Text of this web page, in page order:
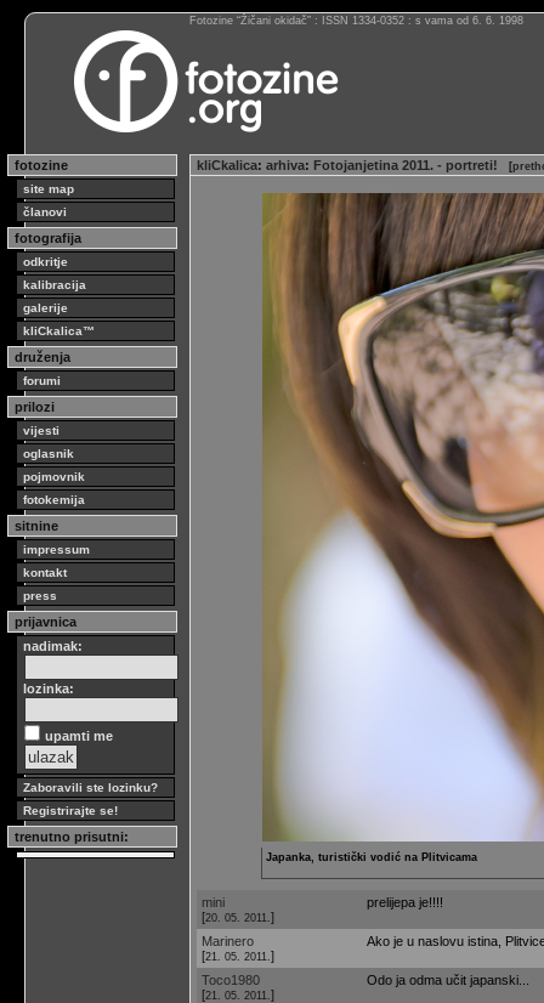
Fotozine “Žičani okidač” : ISSN 1334-0352 : s vama od 6. 6. 1998
fotozine
site map
članovi
fotografija
odkritje
kalibracija
galerije
kliCkalica™
druženja
forumi
prilozi
vijesti
oglasnik
pojmovnik
fotokemija
sitnine
impressum
kontakt
press
prijavnica
nadimak:
lozinka:
upamti me
Zaboravili ste lozinku?
Registrirajte se!
trenutno prisutni:
kliCkalica: arhiva: Fotojanjetina 2011. - portreti! [
Japanka, turistički vodić na Plitvicama
mini
[20. 05. 2011. ]
prelijepa je!!!!
Marinero
[21. 05. 2011. ]
Ako je u naslovu istina,
Toco1980
[21. 05. 2011. ]
Odo ja odma učit japanski...